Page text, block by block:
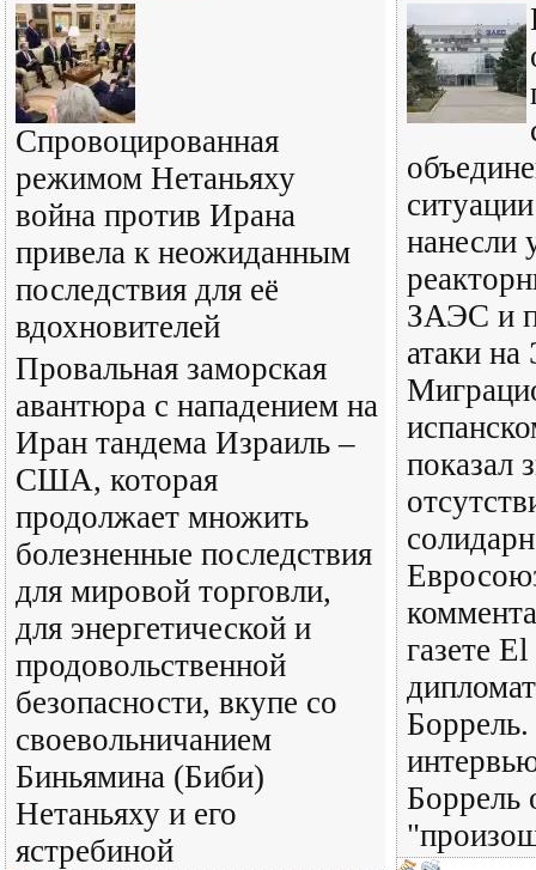
Спровоцированная
режимом Нетаньяху
война против Ирана
привела к неожиданным
последствия для её
вдохновителей
Провальная заморская
авантюра с нападением на
Иран тандема Израиль –
США, которая
продолжает множить
болезненные последствия
для мировой торговли,
для энергетической и
продовольственной
безопасности, вкупе со
своевольничанием
Биньямина (Биби)
Нетаньяху и его
ястребиной
нанесли
ЗАЭС и
атаки на
показал
газете
Боррель